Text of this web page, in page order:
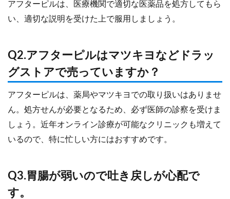
アフターピルは、医療機関で適切な医薬品を処方してもら
い、適切な説明を受けた上で服用しましょう。
Q2.アフターピルはマツキヨなどドラッ
グストアで売っていますか？
アフターピルは、薬局やマツキヨでの取り扱いはありませ
ん。処方せんが必要となるため、必ず医師の診察を受けま
しょう。近年オンライン診療が可能なクリニックも増えて
いるので、特に忙しい方にはおすすめです。
Q3.胃腸が弱いので吐き戻しが心配で
す。